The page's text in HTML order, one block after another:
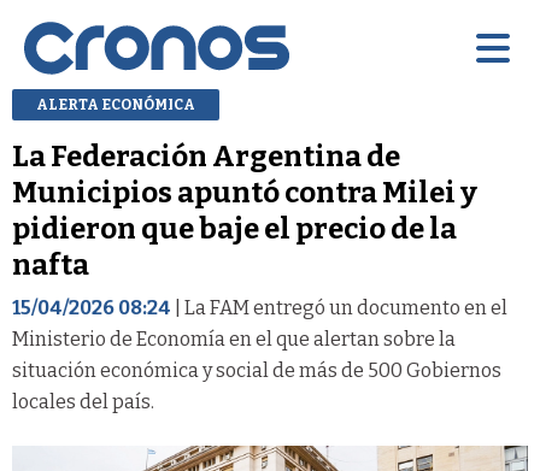
ALERTA ECONÓMICA
La Federación Argentina de
Municipios apuntó contra Milei y
pidieron que baje el precio de la
nafta
15/04/2026 08:24 | La FAM entregó un documento en el
Ministerio de Economía en el que alertan sobre la
situación económica y social de más de 500 Gobiernos
locales del país.